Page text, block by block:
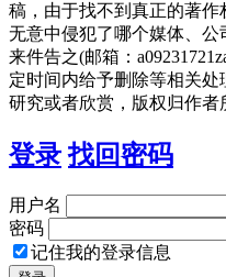
稿，由于找不到真正的著
无意中侵犯了哪个媒体、
来件告之(邮箱：
定时间内给予删除等相关处
研究或者欣赏，版权归作者
登录 找回密码
用户名
密码
记住我的登录信息